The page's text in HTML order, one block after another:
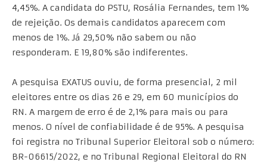
4,45%. A candidata do PSTU, Rosália Fernandes, tem 1%
de rejeição. Os demais candidatos aparecem com
menos de 1%. Já 29,50% não sabem ou não
responderam. E 19,80% são indiferentes.
A pesquisa EXATUS ouviu, de forma presencial, 2 mil
eleitores entre os dias 26 e 29, em 60 municípios do
RN. A margem de erro é de 2,1% para mais ou para
menos. O nível de confiabilidade é de 95%. A pesquisa
foi registra no Tribunal Superior Eleitoral sob o número:
BR-06615/2022, e no Tribunal Regional Eleitoral do RN